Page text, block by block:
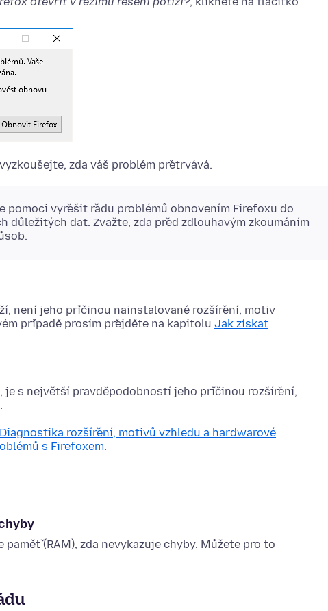
zda váš problém přetrvává.
pomoci vyřešit řadu problémů obnovením Firefoxu do
důležitých dat. Zvažte, zda před zdlouhavým zkoumáním
není jeho příčinou nainstalované rozšíření, motiv
případě prosím přejděte na kapitolu Jak získat
je s největší pravděpodobností jeho příčinou rozšíření,
Diagnostika rozšíření, motivů vzhledu a hardwarové
s Firefoxem.
(RAM), zda nevykazuje chyby. Můžete pro to